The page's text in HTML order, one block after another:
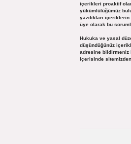
içerikleri proaktif
yükümlülüğümüz
yazdıkları
üye olarak bu
Hukuka ve yasal
düşündüğünüz
adresine
içerisinde sitemizden